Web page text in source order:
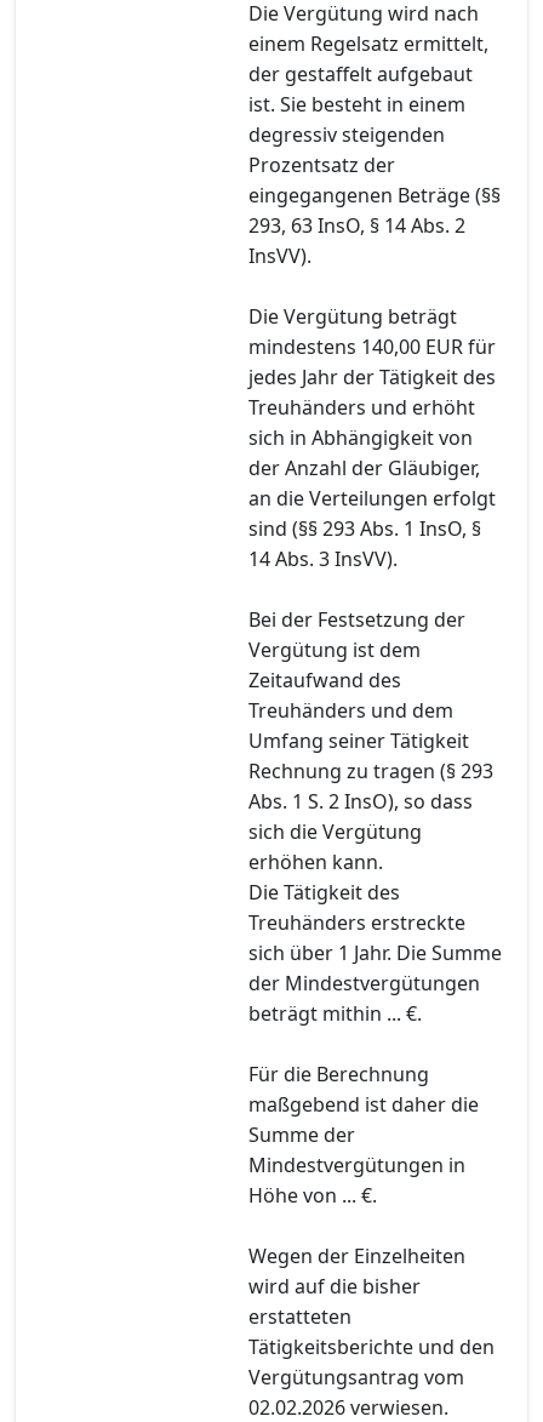
Die Vergütung wird nach
einem Regelsatz ermittelt,
der gestaffelt aufgebaut
ist. Sie besteht in einem
degressiv steigenden
Prozentsatz der
eingegangenen Beträge (§§
293, 63 InsO, § 14 Abs. 2
InsVV).
Die Vergütung beträgt
mindestens 140,00 EUR für
jedes Jahr der Tätigkeit des
Treuhänders und erhöht
sich in Abhängigkeit von
der Anzahl der Gläubiger,
an die Verteilungen erfolgt
sind (§§ 293 Abs. 1 InsO, §
14 Abs. 3 InsVV).
Bei der Festsetzung der
Vergütung ist dem
Zeitaufwand des
Treuhänders und dem
Umfang seiner Tätigkeit
Rechnung zu tragen (§ 293
Abs. 1 S. 2 InsO), so dass
sich die Vergütung
erhöhen kann.
Die Tätigkeit des
Treuhänders erstreckte
sich über 1 Jahr. Die Summe
der Mindestvergütungen
beträgt mithin ... €.
Für die Berechnung
maßgebend ist daher die
Summe der
Mindestvergütungen in
Höhe von ... €.
Wegen der Einzelheiten
wird auf die bisher
erstatteten
Tätigkeitsberichte und den
Vergütungsantrag vom
02.02.2026 verwiesen.